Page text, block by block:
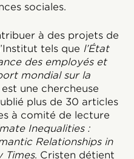
sociales.
à des projets de
tels que l’État
des employés et
mondial sur la
une chercheuse
plus de 30 articles
à comité de lecture
Inequalities :
Relationships in
Times. Cristen détient